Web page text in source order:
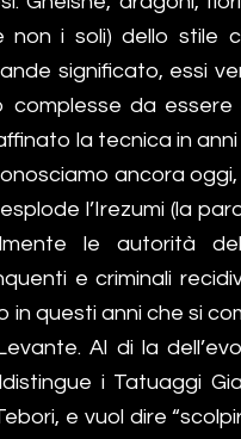
non i soli) dello stile
significato, essi
da
la tecnica in
ancora
l’Irezumi (la
le autorità
e criminali
in questi anni che si
Al di la
i Tatuaggi
e vuol dire